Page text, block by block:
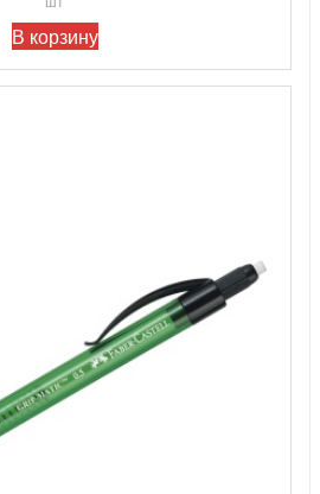
В корзину